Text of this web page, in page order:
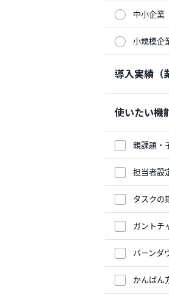
中小企業
小規模企
導入実績（
使いたい機
親課題・
担当者設
タスクの
ガントチ
バーンダ
かんばん